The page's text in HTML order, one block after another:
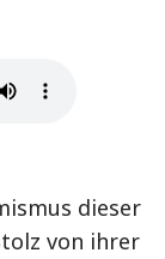
dieser
von ihrer